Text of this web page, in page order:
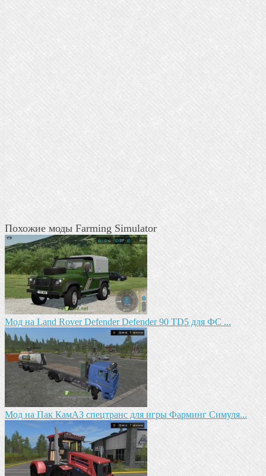
Похожие моды Farming Simulator
Мод на Land Rover Defender Defender 90 TD5 для ФС ...
Mод на Пак КамАЗ спецтранс для игры Фарминг Симуля...